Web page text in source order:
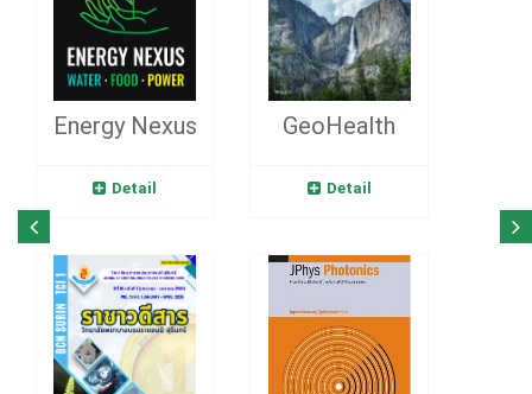
Energy Nexus
Detail
GeoHealth
Detail